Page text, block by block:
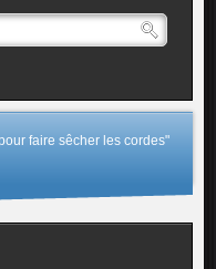
faire sêcher les cordes"